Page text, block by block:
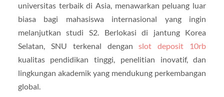
universitas terbaik di Asia, menawarkan peluang luar
biasa bagi mahasiswa internasional yang ingin
melanjutkan studi S2. Berlokasi di jantung Korea
Selatan, SNU terkenal denganslot deposit 10rb
kualitas pendidikan tinggi, penelitian inovatif, dan
lingkungan akademik yang mendukung perkembangan
global.